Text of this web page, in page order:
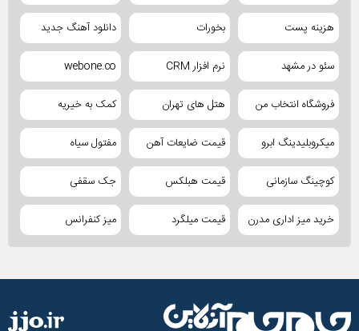
هزینه پست بخورات دانلود آهنگ جدید
سئو در مشهد نرم افزار CRM webone.co
فروشگاه انتخاب من هتل های تهران کمک به خیریه
میکروبلیدینگ ابرو قیمت ضایعات آهن مفتول سیاه
کوچینگ سازمانی قیمت هبلکس جک سقفی
خرید میز اداری مدرن قیمت میلگرد میز کنفرانس